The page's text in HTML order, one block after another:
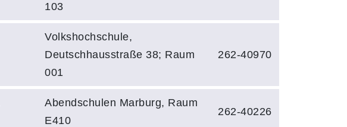
103
Volkshochschule,
Deutschhausstraße 38; Raum
001
262-40970
Abendschulen Marburg, Raum
E410
262-40226